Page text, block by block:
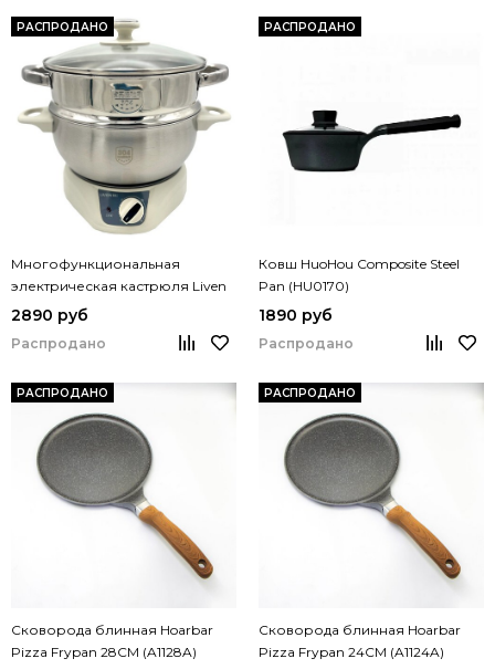
РАСПРОДАНО
Многофункциональная
электрическая кастрюля Liven
DHG-200Z
2890 руб
Распродано
РАСПРОДАНО
Ковш HuoHou Composite Steel
Pan (HU0170)
1890 руб
Распродано
РАСПРОДАНО
Сковорода блинная Hoarbar
Pizza Frypan 28CM (A1128A)
РАСПРОДАНО
Сковорода блинная Hoarbar
Pizza Frypan 24CM (A1124A)